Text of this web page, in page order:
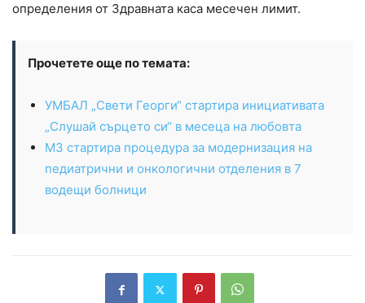
определения от Здравната каса месечен лимит.
Прочетете още по темата:
УМБАЛ „Свети Георги“ стартира инициативата
„Слушай сърцето си“ в месеца на любовта
МЗ стартира процедура за модернизация на
педиатрични и онкологични отделения в 7
водещи болници